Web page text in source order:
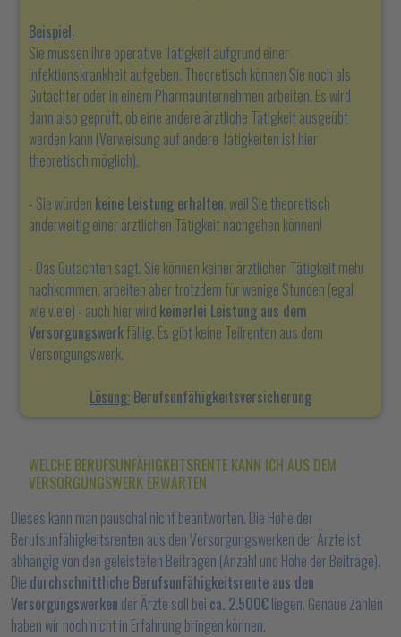
Beispiel:
Sie müssen ihre operative Tätigkeit aufgrund einer
Infektionskrankheit aufgeben. Theoretisch können Sie noch als
Gutachter oder in einem Pharmaunternehmen arbeiten. Es wird
dann also geprüft, ob eine andere ärztliche Tätigkeit ausgeübt
werden kann (Verweisung auf andere Tätigkeiten ist hier
theoretisch möglich).
- Sie würden keine Leistung erhalten, weil Sie theoretisch
anderweitig einer ärztlichen Tätigkeit nachgehen können!
- Das Gutachten sagt, Sie können keiner ärztlichen Tätigkeit mehr
nachkommen, arbeiten aber trotzdem für wenige Stunden (egal
wie viele) - auch hier wird keinerlei Leistung aus dem
Versorgungswerkfällig. Es gibt keine Teilrenten aus dem
Versorgungswerk.
Lösung: Berufsunfähigkeitsversicherung
WELCHE BERUFSUNFÄHIGKEITSRENTE KANN ICH AUS DEM
VERSORGUNGSWERK ERWARTEN
Dieses kann man pauschal nicht beantworten. Die Höhe der
Berufsunfähigkeitsrenten aus den Versorgungswerken der Ärzte ist
abhängig von den geleisteten Beiträgen (Anzahl und Höhe der Beiträge).
Die durchschnittliche Berufsunfähigkeitsrente aus den
Versorgungswerken der Ärzte soll bei ca. 2.500€liegen. Genaue Zahlen
haben wir noch nicht in Erfahrung bringen können.